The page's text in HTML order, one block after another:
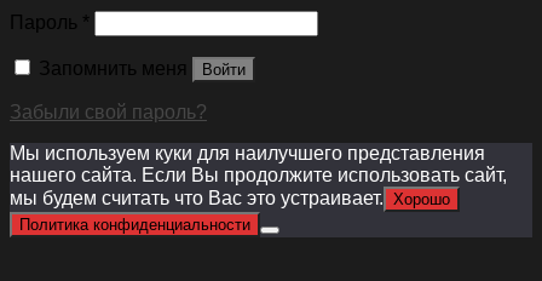
Пароль *
Запомнить меня Войти
Забыли свой пароль?
Мы используем куки для наилучшего представления
нашего сайта. Если Вы продолжите использовать сайт,
мы будем считать что Вас это устраивает. Хорошо
Политика конфиденциальности